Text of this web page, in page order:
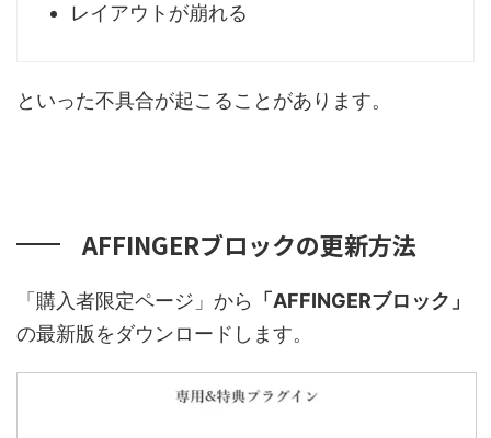
レイアウトが崩れる
といった不具合が起こることがあります。
AFFINGERブロックの更新方法
「購入者限定ページ」から
「AFFINGERブロック」
の最新版をダウンロードします。